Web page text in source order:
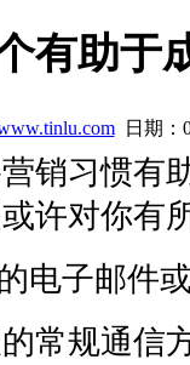
有助于
日期：
销习惯有
许对你有
电子邮件
常规通信